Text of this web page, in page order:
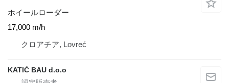
ホイールローダー
17,000 m/h
クロアチア, Lovreć
KATIĆ BAU d.o.o